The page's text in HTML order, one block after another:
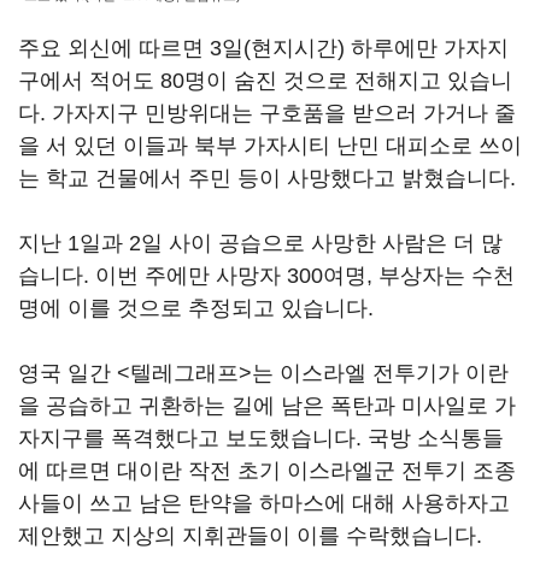
주요 외신에 따르면 3일(현지시간) 하루에만 가자지
구에서 적어도 80명이 숨진 것으로 전해지고 있습니
다. 가자지구 민방위대는 구호품을 받으러 가거나 줄
을 서 있던 이들과 북부 가자시티 난민 대피소로 쓰이
는 학교 건물에서 주민 등이 사망했다고 밝혔습니다.
지난 1일과 2일 사이 공습으로 사망한 사람은 더 많
습니다. 이번 주에만 사망자 300여명, 부상자는 수천
명에 이를 것으로 추정되고 있습니다.
영국 일간 <텔레그래프>는 이스라엘 전투기가 이란
을 공습하고 귀환하는 길에 남은 폭탄과 미사일로 가
자지구를 폭격했다고 보도했습니다. 국방 소식통들
에 따르면 대이란 작전 초기 이스라엘군 전투기 조종
사들이 쓰고 남은 탄약을 하마스에 대해 사용하자고
제안했고 지상의 지휘관들이 이를 수락했습니다.